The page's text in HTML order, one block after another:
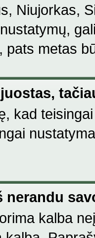
Niujorkas,
pats metas
kad
nerandu
kalba